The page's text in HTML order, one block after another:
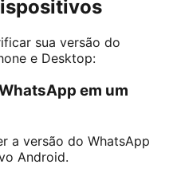
sua versão do
e Desktop:
em um
a versão do WhatsApp
Android.